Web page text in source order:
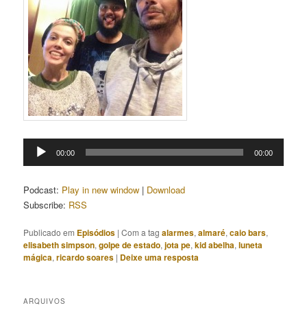
Tocador
00:00 00:00
Podcast: Play in new window | Download
Subscribe: RSS
Publicado em Episódios |Com a tagalarmes,almaré,caio bars,
elisabeth simpson,golpe de estado,jota pe,kid abelha,luneta
mágica,ricardo soares | Deixe uma resposta
ARQUIVOS